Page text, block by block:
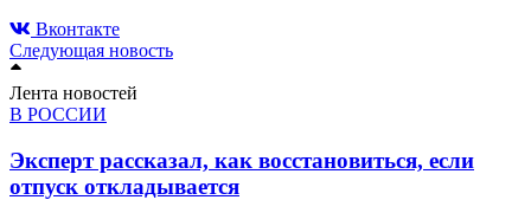
Вконтакте
Следующая новость
Лента новостей
В РОССИИ
Эксперт рассказал, как восстановиться, если
отпуск откладывается